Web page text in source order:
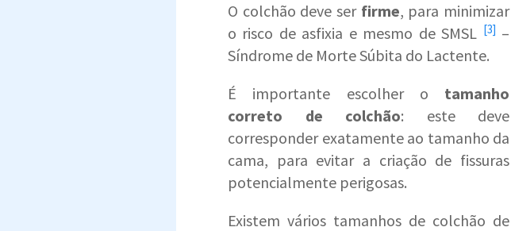
O colchão deve ser firme, para minimizar
o risco de asfixia e mesmo deSMSL [3] –
Síndrome de Morte Súbita do Lactente.
É importante escolher o tamanho
correto de colchão: este deve
corresponder exatamente ao tamanho da
cama, para evitar a criação de fissuras
potencialmente perigosas.
Existem vários tamanhos de colchão de